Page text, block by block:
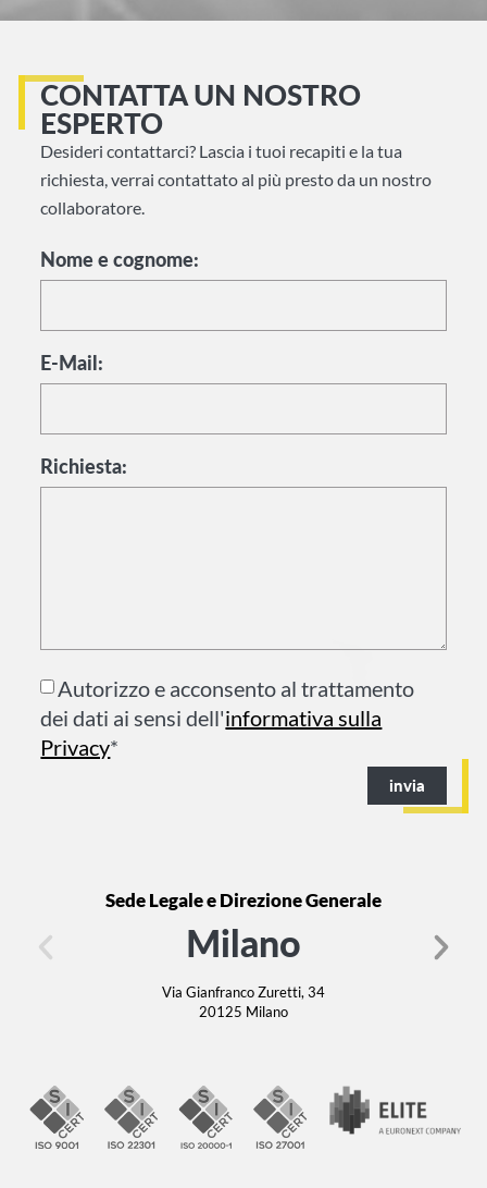
CONTATTA UN NOSTRO
ESPERTO
Desideri contattarci? Lascia i tuoi recapiti e la tua
richiesta, verrai contattato al più presto da un nostro
collaboratore.
Nome e cognome:
E-Mail:
Richiesta:
Autorizzo e acconsento al trattamento
dei dati ai sensi dell'informativa sulla
Privacy*
invia
Sede Legale e Direzione Generale
Milano
Via Gianfranco Zuretti, 34
20125 Milano